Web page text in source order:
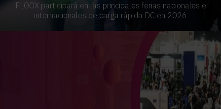
FLOOX participará en las principales ferias nacionales e
internacionales de carga rápida DC en 2026